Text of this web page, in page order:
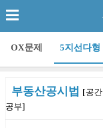
OX문제 5지선다형
부동산공시법
[공
공부]